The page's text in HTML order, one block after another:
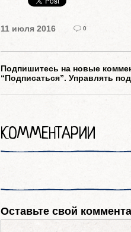
11 июля 2016 0
Подпишитесь на новые
“Подписаться”. Управлять
КОММЕНТАРИИ
Оставьте свой